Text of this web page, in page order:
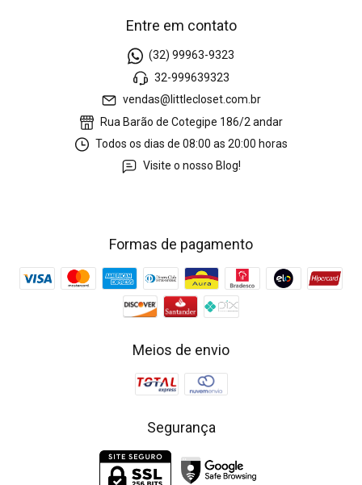
Entre em contato
(32) 99963-9323
32-999639323
vendas@littlecloset.com.br
Rua Barão de Cotegipe 186/2 andar
Todos os dias de 08:00 as 20:00 horas
Visite o nosso Blog!
Formas de pagamento
Meios de envio
Segurança